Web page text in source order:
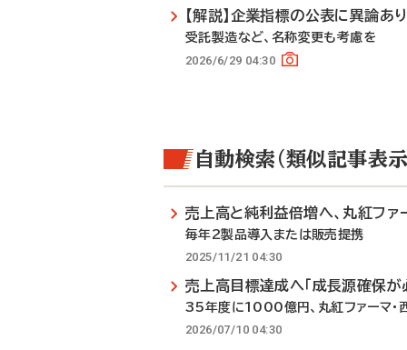
【解説】企業指標の公表に異論あり
受託製造など、名称変更も考慮を
2026/6/29 04:30
自動検索（類似記事表示
売上高と純利益倍増へ、丸紅ファ
毎年2製品導入または販売提携
2025/11/21 04:30
売上高目標達成へ「成長源確保が
35年度に1000億円、丸紅ファーマ・
2026/07/10 04:30